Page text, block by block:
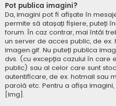
Pot publica imagini?
Da, imagini pot fi afișate în
permite să atașați fișiere, puteți
forum. În caz contrar, mai întâi
un server de acces public, de
imagen.gif. Nu puteți publica
dvs. (cu excepția cazului în care
public) sau al celor care sunt
autentificare, de ex. hotmail sau
parolă etc. Pentru a afișa
[img].